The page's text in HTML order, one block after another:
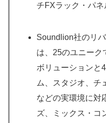
チFXラック・パネ
Soundlion社のリ
は、25のユニーク
ボリューションと
ム、スタジオ、チ
などの実環境に対
ズ、ミックス・コ